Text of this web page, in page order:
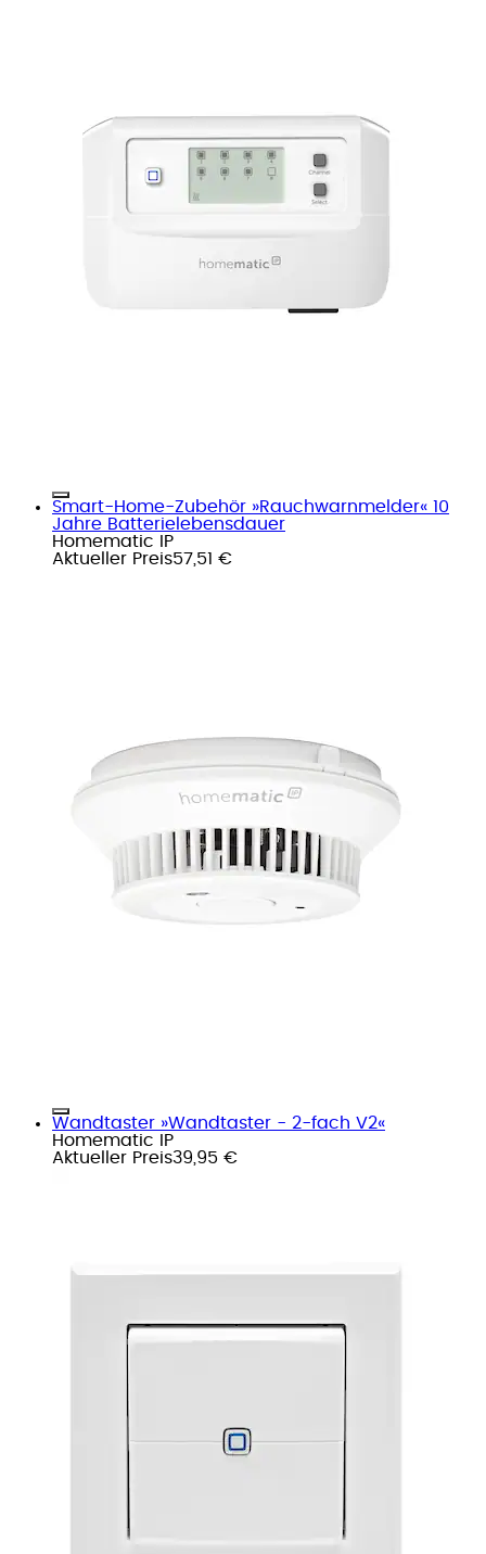
Smart-Home-Zubehör »Rauchwarnmelder« 10
Jahre Batterielebensdauer
Homematic IP
Aktueller Preis57,51 €
Wandtaster »Wandtaster - 2-fach V2«
Homematic IP
Aktueller Preis39,95 €